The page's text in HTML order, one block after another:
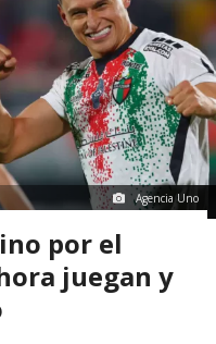
Agencia Uno
por el
juegan y